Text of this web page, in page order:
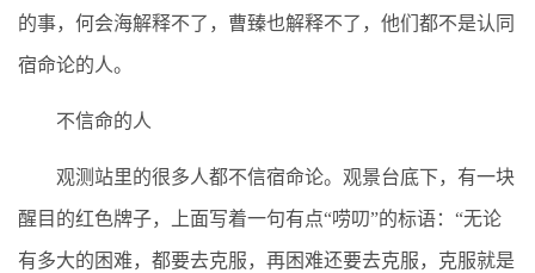
的事，何会海解释不了，曹臻也解释不了，他们都不是认同
宿命论的人。
不信命的人
观测站里的很多人都不信宿命论。观景台底下，有一块
醒目的红色牌子，上面写着一句有点“唠叨”的标语：“无论
有多大的困难，都要去克服，再困难还要去克服，克服就是